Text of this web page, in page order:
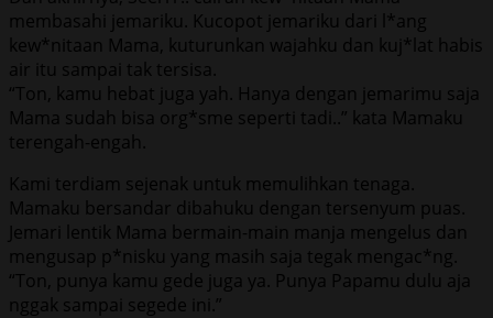
membasahi jemariku. Kucopot jemariku dari l*ang
kew*nitaan Mama, kuturunkan wajahku dan kuj*lat habis
air itu sampai tak tersisa.
“Ton, kamu hebat juga yah. Hanya dengan jemarimu saja
Mama sudah bisa org*sme seperti tadi..” kata Mamaku
terengah-engah.
Kami terdiam sejenak untuk memulihkan tenaga.
Mamaku bersandar dibahuku dengan tersenyum puas.
Jemari lentik Mama bermain-main manja mengelus dan
mengusap p*nisku yang masih saja tegak mengac*ng.
“Ton, punya kamu gede juga ya. Punya Papamu dulu aja
nggak sampai segede ini.”